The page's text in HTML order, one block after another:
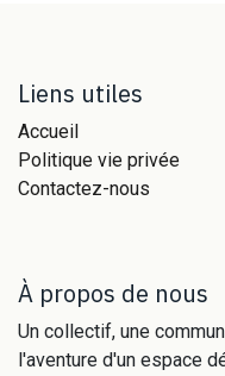
Liens utiles
Accueil
Politique vie privée
Contactez-nous
À propos de nous
Un collectif, une
l'aventure d'un espace